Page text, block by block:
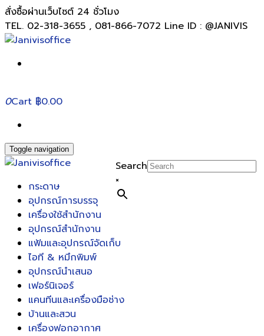
สั่งซื้อผ่านเว็บไซต์ 24 ชั่วโมง
TEL. 02-318-3655 , 081-866-7072 Line ID : @JANIVIS
0Cart ฿0.00
Toggle navigation
Search
×
กระดาษ
อุปกรณ์การบรรจุ
เครื่องใช้สำนักงาน
อุปกรณ์สำนักงาน
แฟ้มและอุปกรณ์จัดเก็บ
ไอที & หมึกพิมพ์
อุปกรณ์นำเสนอ
เฟอร์นิเจอร์
แคนทีนและเครื่องมือช่าง
บ้านและสวน
เครื่องฟอกอากาศ